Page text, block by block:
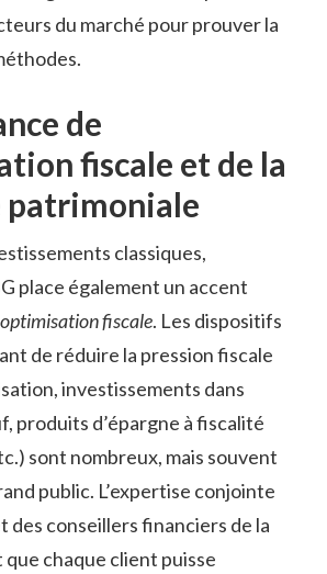
du marché pour prouver la
de
fiscale et de la
classiques,
place également un accent
optimisation fiscale. Les dispositifs
de réduire la pression fiscale
investissements dans
produits d’épargne à fiscalité
sont nombreux, mais souvent
public. L’expertise conjointe
des conseillers financiers de la
chaque client puisse